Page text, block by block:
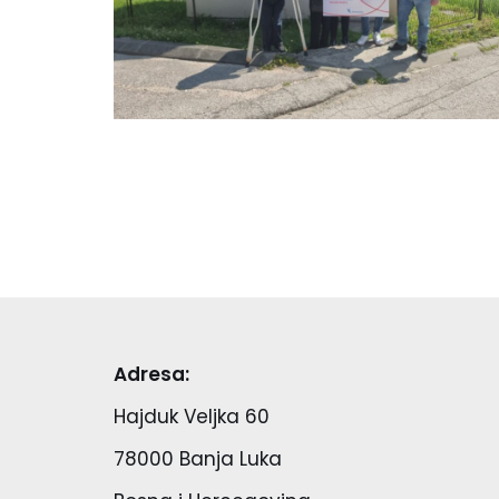
Adresa:
Hajduk Veljka 60
78000 Banja Luka